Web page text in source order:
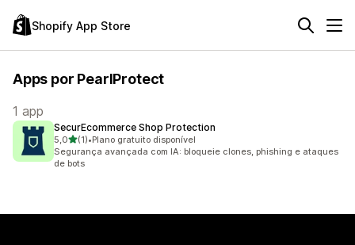
Shopify App Store
Apps por PearlProtect
1 app
SecurEcommerce Shop Protection
5,0de 5 estrelas
(1)
1 avaliações ao todo
•Plano gratuito disponível
Segurança avançada com IA: bloqueie clones, phishing e ataques
de bots